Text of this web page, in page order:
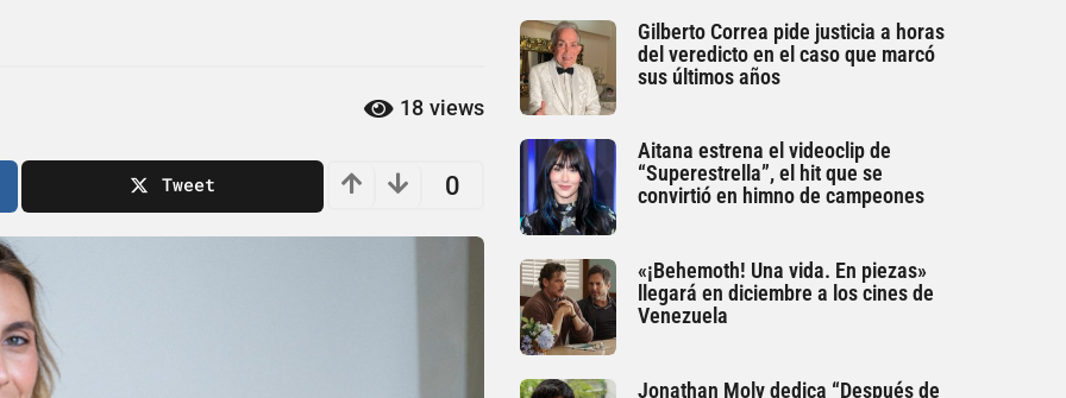
18 views
0
Tweet
Gilberto Correa pide justicia a horas
del veredicto en el caso que marcó
sus últimos años
Aitana estrena el videoclip de
“Superestrella”, el hit que se
convirtió en himno de campeones
«¡Behemoth! Una vida. En piezas»
llegará en diciembre a los cines de
Venezuela
Jonathan Moly dedica “Después de